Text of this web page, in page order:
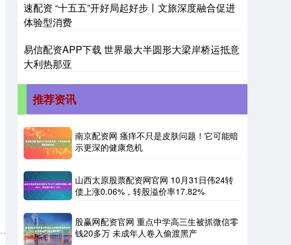
速配资 “十五五”开好局起好步丨文旅深度融合促进
体验型消费
易信配资APP下载 世界最大半圆形大梁岸桥运抵意
大利热那亚
推荐资讯
南京配资网 瘙痒不只是皮肤问题！它可能暗
示更深的健康危机
山西太原股票配资网官网 10月31日伟24转
债上涨0.06%，转股溢价率17.82%
股赢网配资官网 重点中学高三生被抓微信零
钱20多万 未成年人卷入偷渡黑产